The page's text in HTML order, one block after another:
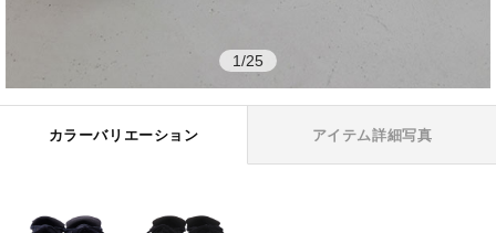
1/25
カラーバリエーション アイテム詳細写真